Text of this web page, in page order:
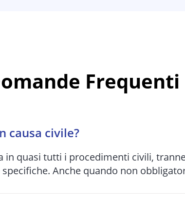
Frequenti
causa civile?
quasi tutti i procedimenti civili,
Anche quando non